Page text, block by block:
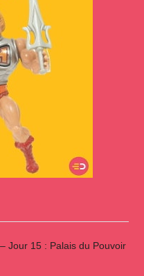
Jour 15 : Palais du Pouvoir